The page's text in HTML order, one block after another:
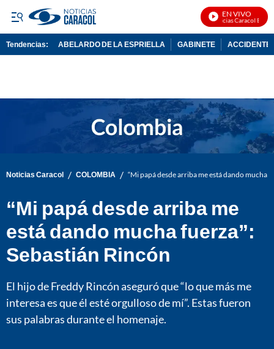
EN VIVO
Noticias Caracol En
Tendencias: ABELARDO DE LA ESPRIELLA GABINETE ACCIDENTE
Noticias Caracol / COLOMBIA / “Mi papá desde arriba me está dando mucha
“Mi papá desde arriba me
está dando mucha fuerza”:
Sebastián Rincón
El hijo de Freddy Rincón aseguró que “lo que más me
interesa es que él esté orgulloso de mí”. Estas fueron
sus palabras durante el homenaje.